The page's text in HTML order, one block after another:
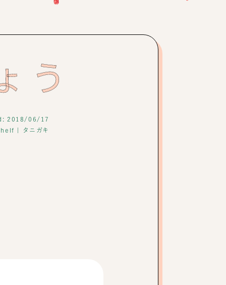
う
2018/06/17
タニガキ